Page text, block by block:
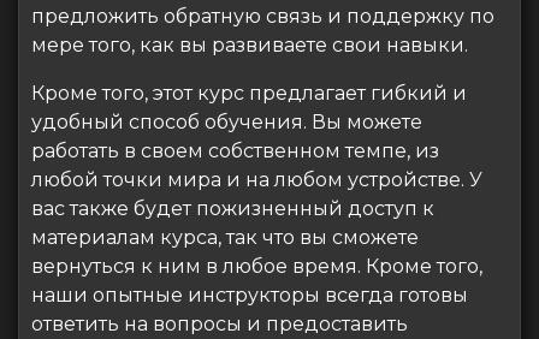
предложить обратную связь и поддержку по
мере того, как вы развиваете свои навыки.
Кроме того, этот курс предлагает гибкий и
удобный способ обучения. Вы можете
работать в своем собственном темпе, из
любой точки мира и на любом устройстве. У
вас также будет пожизненный доступ к
материалам курса, так что вы сможете
вернуться к ним в любое время. Кроме того,
наши опытные инструкторы всегда готовы
ответить на вопросы и предоставить